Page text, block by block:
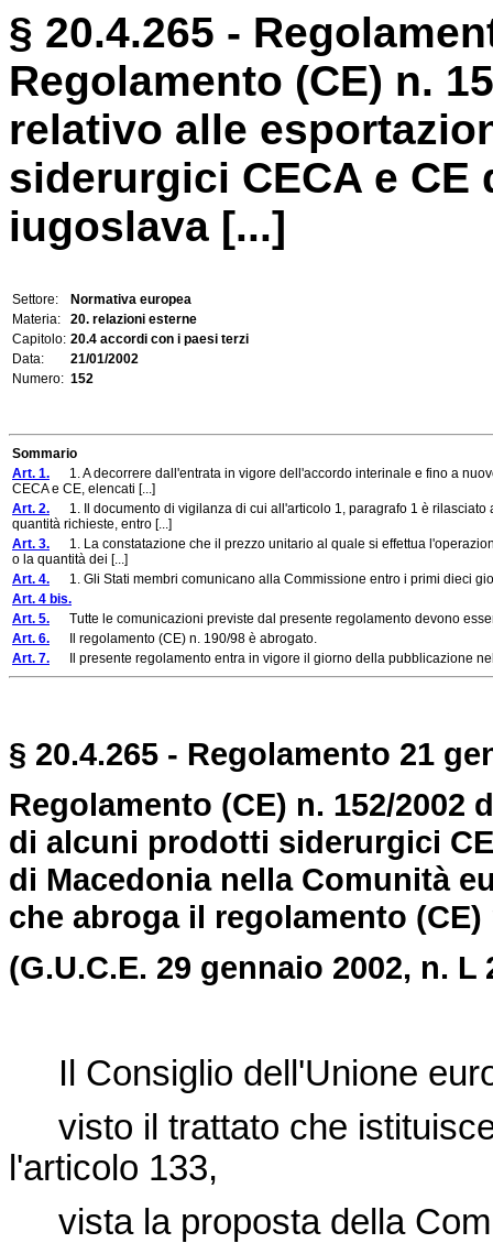
§ 20.4.265 -
Regolamento (CE) n.
relativo alle
siderurgici CECA e
iugoslava [...]
Settore:
Normativa europea
Materia:
20. relazioni esterne
Capitolo: 20.4 accordi con i paesi terzi
Data:
21/01/2002
Numero: 152
Sommario
Art. 1. 1. A decorrere dall'entrata in vigore dell'accordo interinale e fino a
CECA e CE, elencati [...]
Art. 2. 1. Il documento di vigilanza di cui all'articolo 1, paragrafo 1 è rilasciato
quantità richieste, entro [...]
Art. 3. 1. La constatazione che il prezzo unitario al quale si effettua
o la quantità dei [...]
Art. 4. 1. Gli Stati membri comunicano alla Commissione entro i primi dieci
Art. 4 bis.
Art. 5. Tutte le comunicazioni previste dal presente regolamento devono
Art. 6. Il regolamento (CE) n. 190/98 è abrogato.
Art. 7. Il presente regolamento entra in vigore il giorno della pubblicazione
§ 20.4.265 - Regolamento 21
Regolamento (CE) n. 152/
di alcuni prodotti siderurgici
di Macedonia nella Comunità
che abroga il regolamento (CE)
(G.U.C.E. 29 gennaio 2002, n. L
Il Consiglio dell'Unione
visto il trattato che
l'articolo 133,
vista la proposta della